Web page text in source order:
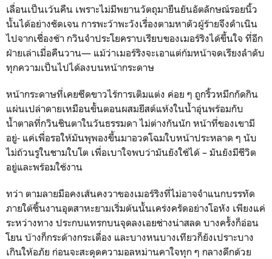
เลื่อนเป็นเว้นคืน เพราะไม่มีพยานวัตถุมายืนยันอัตลักษณ์รอยนิ้ว
นั้นได้อย่างชัดเจน การพะว้าพะวังเรื่องตามหาตัวผู้ร้ายจึงดำเนิน
ไปจากเชื่องช้า กวินจำประโยคราบเรียบของเมอร์ริงได้ขึ้นใจ ที่อีก
ฝ่ายเล่าเมื่อคืนวาน— แม้ว่าเมอร์ริงจะเอาแต่ก้มหน้าจดเรียงลำดับ
ทุกความเป็นไปได้ลงบนหน้ากระดาษ
หน้ากระดาษที่เคยซีดขาวไร้การเติมแต่ง ค่อย ๆ ถูกริ้วหมึกกัดกิน
แผ่นเปล่าดายเหมือนขั้นตอนผสมยีสต์แห้งในน้ำอุ่นพร้อมกับ
น้ำตาลที่กวินชินตาในวันธรรมดา ไม่ต่างกันนัก หน้าที่ของเขามี
อยู่- แค่เพื่อรอให้มันพุพองขึ้นมาอวดโฉมใบหน้าประหลาด ๆ นับ
ไม่ถ้วนรูในชามใบโต เพื่อเบาใจพบว่ามันยังใช้ได้ – มันยังมีชีวิต
อยู่และพร้อมใช้งาน
ทว่า ตามลายมือคงเส้นคงวาของเมอร์ริงที่ไม่อาจจำแนกบรรทัด
ภายใต้ชิ้นงานอุตสาหะยามเริ่มต้นนั้นเคร่งครัดอย่างโอหัง เพียงแค่
ระหว่างทาง ประกบแทรกบนจุดลงเอยช่างน่าสลด บางครั้งก็อ่อน
โยน บ้างก็กระด้างกระเดื่อง และบางหนบางเทียวก็ยังเปราะบาง
เกินให้อภัย ก่อนจะสะดุดความอลหม่านคาใจทุก ๆ กลางดึกด้วย